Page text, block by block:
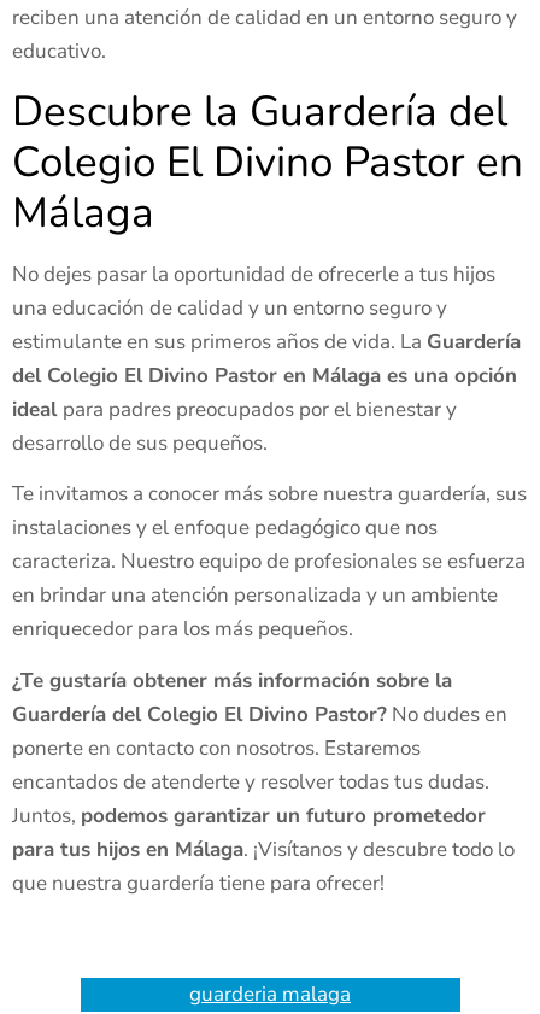
reciben una atención de calidad en un entorno seguro y
educativo.
Descubre la Guardería del
Colegio El Divino Pastor en
Málaga
No dejes pasar la oportunidad de ofrecerle a tus hijos
una educación de calidad y un entorno seguro y
estimulante en sus primeros años de vida. La Guardería
del Colegio El Divino Pastor en Málaga es una opción
ideal para padres preocupados por el bienestar y
desarrollo de sus pequeños.
Te invitamos a conocer más sobre nuestra guardería, sus
instalaciones y el enfoque pedagógico que nos
caracteriza. Nuestro equipo de profesionales se esfuerza
en brindar una atención personalizada y un ambiente
enriquecedor para los más pequeños.
¿Te gustaría obtener más información sobre la
Guardería del Colegio El Divino Pastor? No dudes en
ponerte en contacto con nosotros. Estaremos
encantados de atenderte y resolver todas tus dudas.
Juntos, podemos garantizar un futuro prometedor
para tus hijos en Málaga. ¡Visítanos y descubre todo lo
que nuestra guardería tiene para ofrecer!
guarderia malaga